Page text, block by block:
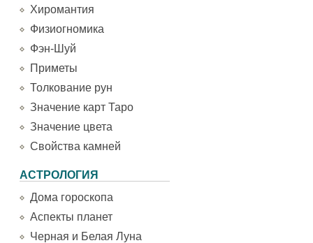
Хиромантия
Физиогномика
Фэн-Шуй
Приметы
Толкование рун
Значение карт Таро
Значение цвета
Свойства камней
АСТРОЛОГИЯ
Дома гороскопа
Аспекты планет
Черная и Белая Луна